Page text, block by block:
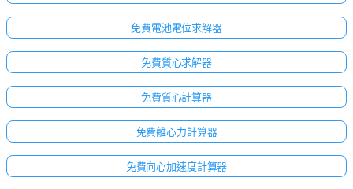
免費電池電位求解器
免費質心求解器
免費質心計算器
免費離心力計算器
免費向心加速度計算器